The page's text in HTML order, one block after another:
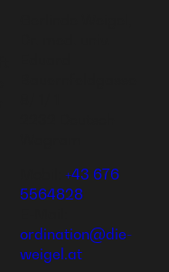
+43 676
5564828
ordination@die-
weigel.at